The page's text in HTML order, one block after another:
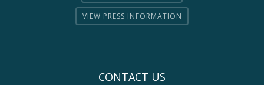
VIEW PRESS INFORMATION
CONTACT US